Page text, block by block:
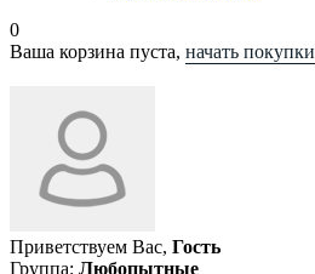
0
Ваша корзина пуста, начать покупки
Приветствуем Вас, Гость
Группа: Любопытные